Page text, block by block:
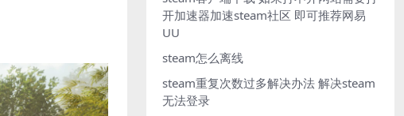
开加速器加速steam社区 即可推荐网易
UU
steam怎么离线
steam重复次数过多解决办法 解决steam
无法登录